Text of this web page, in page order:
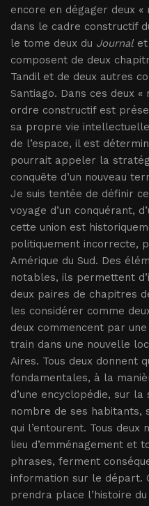
encore en dégager deux
dans le cadre constructif
le tome deux du Journal
composent de deux
Tandil et de deux autres
Santiago. Dans ces deux
ordre constructif est
sa propre vie
de l’espace, il est
pourrait appeler la
conquête d’un nouveau
Je suis tentée de définir
voyage d’un conquérant,
cette union est
politiquement incorrecte,
Amérique du Sud. Des
notables, ils permettent
deux paires de chapitres
les considérer comme
deux commencent par
train dans une nouvelle
Aires. Tous deux donnent
fondamentales, à la
d’une encyclopédie, sur
nombre de ses habitants,
qui l’entourent. Tous
lieu d’emménagement et
phrases, ferment
information sur le départ.
prendra place l’histoire